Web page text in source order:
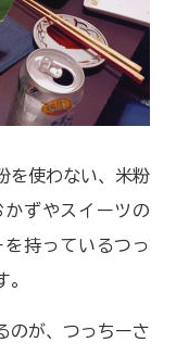
を使わない、米粉
ずやスイーツの
持っているつっ
のが、つっちーさ